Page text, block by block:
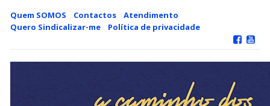
Skip
content
Quem SOMOS Contactos
Atendimento
Quero Sindicalizar-me
Política de privacidade